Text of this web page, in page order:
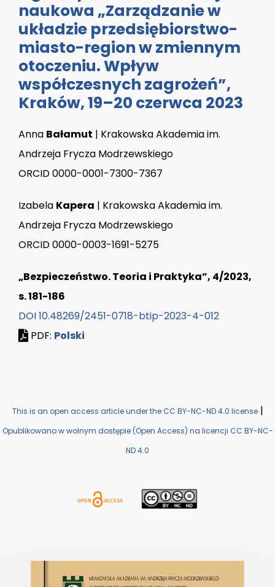
naukowa „Zarządzanie w
układzie przedsiębiorstwo-
miasto-region w zmiennym
otoczeniu. Wpływ
współczesnych zagrożeń”,
Kraków, 19–20 czerwca 2023
Anna Bałamut | Krakowska Akademia im.
Andrzeja Frycza Modrzewskiego
ORCID 0000-0001-7300-7367
Izabela Kapera | Krakowska Akademia im.
Andrzeja Frycza Modrzewskiego
ORCID 0000-0003-1691-5275
„Bezpieczeństwo. Teoria i Praktyka”, 4/2023,
s. 181-186
DOI 10.48269/2451-0718-btip-2023-4-012
PDF: Polski
This is an open access article under the CC BY-NC-ND 4.0 license|
Opublikowano w wolnym dostępie (Open Access) na licencji CC BY-NC-
ND 4.0